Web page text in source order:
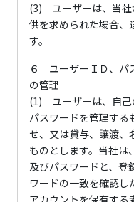
(3) ユーザーは、当社
供を求められた場合、
す。
６ ユーザーＩＤ、パ
の管理
(1) ユーザーは、自己
パスワードを管理する
せ、又は貸与、譲渡、
ものとします。当社は
及びパスワードと、登
ワードの一致を確認し
アカウントを保有する